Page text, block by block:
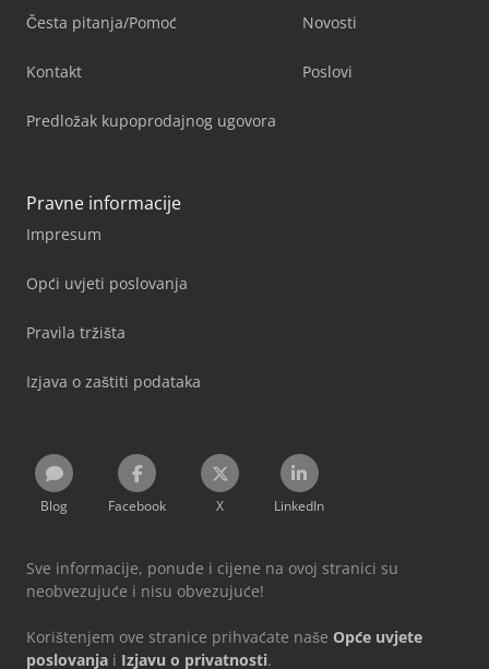
Česta pitanja/Pomoć
Kontakt
Predložak kupoprodajnog ugovora
Novosti
Poslovi
Pravne informacije
Impresum
Opći uvjeti poslovanja
Pravila tržišta
Izjava o zaštiti podataka
Blog Facebook X LinkedIn
Sve informacije, ponude i cijene na ovoj stranici su
neobvezujuće i nisu obvezujuće!
Korištenjem ove stranice prihvaćate naše Opće uvjete
poslovanja i Izjavu o privatnosti.